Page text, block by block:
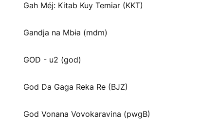
Gah Méj: Kitab Kuy Temiar (KKT)
Gandja na Mbɨa (mdm)
GOD - u2 (god)
God Da Gaga Reka Re (BJZ)
God Vonana Vovokaravina (pwgB)